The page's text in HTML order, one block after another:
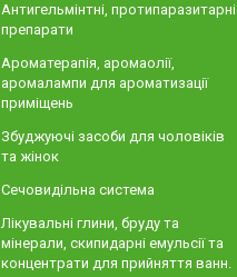
Антигельмінтні, протипаразитарні
препарати
Ароматерапія, аромаолії,
аромалампи для ароматизації
приміщень
Збуджуючі засоби для чоловіків
та жінок
Сечовидільна система
Лікувальні глини, бруду та
мінерали, скипидарні емульсії та
концентрати для прийняття ванн.